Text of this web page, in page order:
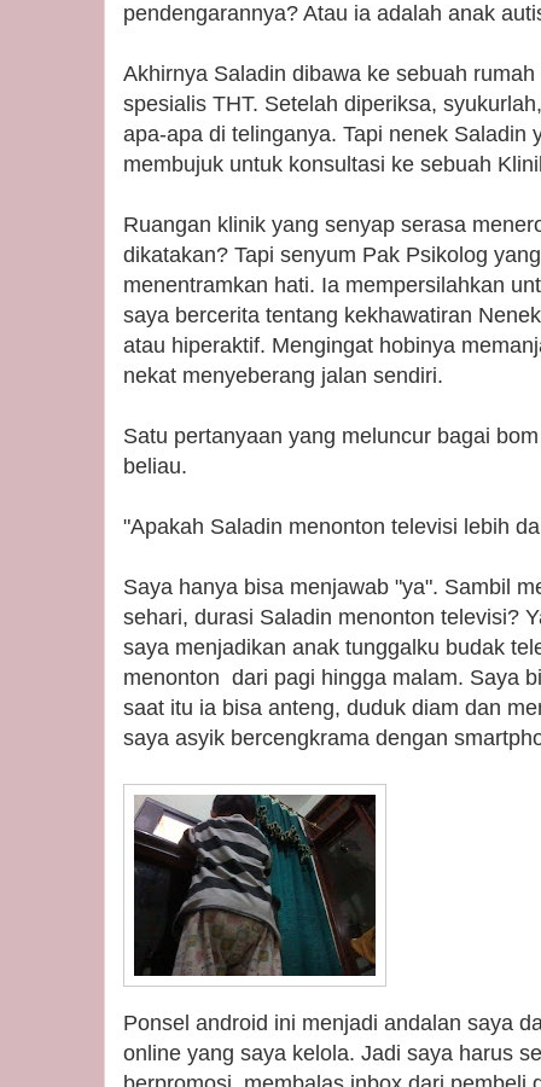
pendengarannya? Atau ia adalah anak
Akhirnya Saladin dibawa ke sebuah
spesialis THT. Setelah diperiksa,
apa-apa di telinganya. Tapi nenek Saladin
membujuk untuk konsultasi ke sebuah
Ruangan klinik yang senyap serasa
dikatakan? Tapi senyum Pak Psikolog
menentramkan hati. Ia mempersilahkan
saya bercerita tentang kekhawatiran
atau hiperaktif. Mengingat hobinya
nekat menyeberang jalan sendiri.
Satu pertanyaan yang meluncur bagai
beliau.
"Apakah Saladin menonton televisi lebih
Saya hanya bisa menjawab "ya". Sambil
sehari, durasi Saladin menonton televisi?
saya menjadikan anak tunggalku budak
menonton dari pagi hingga malam. Saya
saat itu ia bisa anteng, duduk diam dan
saya asyik bercengkrama dengan
Ponsel android ini menjadi andalan saya
online yang saya kelola. Jadi saya harus